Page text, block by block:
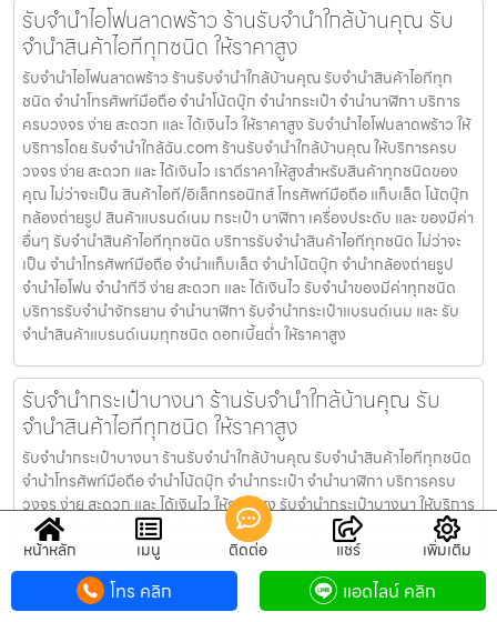
รับจำนำไอโฟนลาดพร้าว ร้านรับจำนำใกล้บ้านคุณ รับ
จำนำสินค้าไอทีทุกชนิด ให้ราคาสูง
รับจำนำไอโฟนลาดพร้าว ร้านรับจำนำใกล้บ้านคุณ รับจำนำสินค้าไอทีทุก
ชนิด จำนำโทรศัพท์มือถือ จำนำโน้ตบุ๊ก จำนำกระเป๋า จำนำนาฬิกา บริการ
ครบวงจร ง่าย สะดวก และ ได้เงินไว ให้ราคาสูง รับจำนำไอโฟนลาดพร้าว ให้
บริการโดย รับจํานําใกล้ฉัน.com ร้านรับจำนำใกล้บ้านคุณ ให้บริการครบ
วงจร ง่าย สะดวก และ ได้เงินไว เราตีราคาให้สูงสำหรับสินค้าทุกชนิดของ
คุณ ไม่ว่าจะเป็น สินค้าไอที/อิเล็กทรอนิกส์ โทรศัพท์มือถือ แท็บเล็ต โน้ตบุ๊ก
กล้องถ่ายรูป สินค้าแบรนด์เนม กระเป๋า นาฬิกา เครื่องประดับ และ ของมีค่า
อื่นๆ รับจำนำสินค้าไอทีทุกชนิด บริการรับจำนำสินค้าไอทีทุกชนิด ไม่ว่าจะ
เป็น จำนำโทรศัพท์มือถือ จำนำแท็บเล็ต จำนำโน้ตบุ๊ก จำนำกล้องถ่ายรูป
จำนำไอโฟน จำนำทีวี ง่าย สะดวก และ ได้เงินไว รับจำนำของมีค่าทุกชนิด
บริการรับจำนำจักรยาน จำนำนาฬิกา รับจำนำกระเป๋าแบรนด์เนม และ รับ
จำนำสินค้าแบรนด์เนมทุกชนิด ดอกเบี้ยต่ำ ให้ราคาสูง
รับจำนำกระเป๋าบางนา ร้านรับจำนำใกล้บ้านคุณ รับ
จำนำสินค้าไอทีทุกชนิด ให้ราคาสูง
รับจำนำกระเป๋าบางนา ร้านรับจำนำใกล้บ้านคุณ รับจำนำสินค้าไอทีทุกชนิด
จำนำโทรศัพท์มือถือ จำนำโน้ตบุ๊ก จำนำกระเป๋า จำนำนาฬิกา บริการครบ
วงจร ง่าย สะดวก และ ได้เงินไว ให้ราคาสูง รับจำนำกระเป๋าบางนา ให้บริการ
โดย รับจํานําใกล้ฉัน.com ร้านรับจำนำใกล้บ้านคุณ ให้บริการครบวงจร
ง่าย สะดวก และ ได้เงินไว เราตีราคาให้สูงสำหรับสินค้าทุกชนิดของคุณ ไม่
ว่าจะเป็น สินค้าไอที/อิเล็กทรอนิกส์ โทรศัพท์มือถือ แท็บเล็ต โน้ตบุ๊ก กล้อง
ถ่ายรูป สินค้าแบรนด์เนม กระเป๋า นาฬิกา เครื่องประดับ และ ของมีค่าอื่นๆ
หน้าหลัก เมนู ติดต่อ แชร์ เพิ่มเติม
โทร คลิก แอดไลน์ คลิก